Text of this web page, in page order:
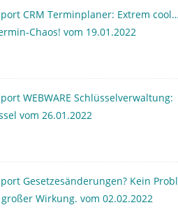
CRM Terminplaner: Extrem
Chaos! vom 19.01.2022
WEBWARE Schlüsselverwaltung:
vom 26.01.2022
Gesetzesänderungen? Kein
Wirkung. vom 02.02.2022